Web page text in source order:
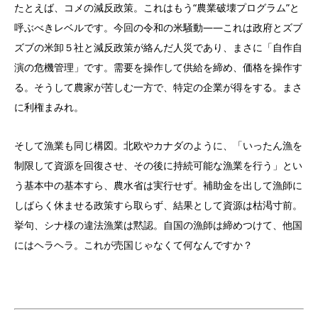
たとえば、コメの減反政策。これはもう“農業破壊プログラム”と
呼ぶべきレベルです。今回の令和の米騒動――これは政府とズブ
ズブの米卸５社と減反政策が絡んだ人災であり、まさに「自作自
演の危機管理」です。需要を操作して供給を締め、価格を操作す
る。そうして農家が苦しむ一方で、特定の企業が得をする。まさ
に利権まみれ。
そして漁業も同じ構図。北欧やカナダのように、「いったん漁を
制限して資源を回復させ、その後に持続可能な漁業を行う」とい
う基本中の基本すら、農水省は実行せず。補助金を出して漁師に
しばらく休ませる政策すら取らず、結果として資源は枯渇寸前。
挙句、シナ様の違法漁業は黙認。自国の漁師は締めつけて、他国
にはヘラヘラ。これが売国じゃなくて何なんですか？